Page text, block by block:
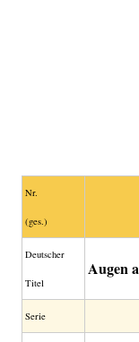
Nr.
(ges.)
Deutscher
Titel
Augen
Serie